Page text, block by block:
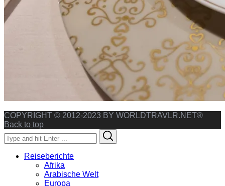
COPYRIGHT © 2012-2023 BY WORLDTRAVLR.NET®
Back to top
Search
for:
Reiseberichte
Afrika
Arabische Welt
Europa